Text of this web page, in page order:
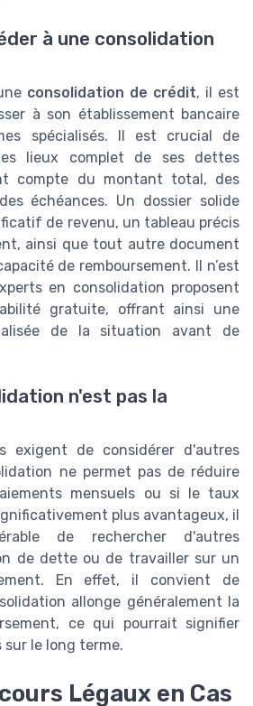
à une consolidation
consolidation de crédit, il est
à son établissement bancaire
spécialisés. Il est crucial de
lieux complet de ses dettes
compte du montant total, des
échéances. Un dossier solide
de revenu, un tableau précis
ainsi que tout autre document
de remboursement. Il n’est
en consolidation proposent
gratuite, offrant ainsi une
de la situation avant de
n'est pas la
exigent de considérer d'autres
ne permet pas de réduire
mensuels ou si le taux
plus avantageux, il
de rechercher d'autres
de dette ou de travailler sur un
En effet, il convient de
allonge généralement la
ce qui pourrait signifier
le long terme.
Légaux en Cas